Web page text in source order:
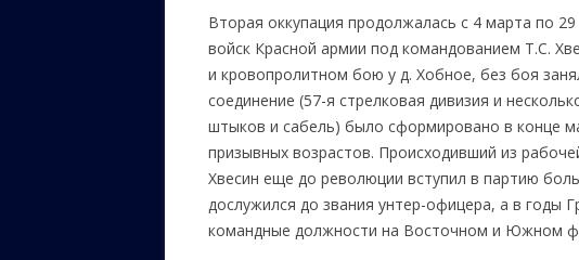
Вторая оккупация продолжалась с 4 марта по
войск Красной армии под командованием Т.С.
и кровопролитном бою у д. Хобное, без боя
соединение (57-я стрелковая дивизия и
штыков и сабель) было сформировано в конце
призывных возрастов. Происходивший из
Хвесин еще до революции вступил в партию
дослужился до звания унтер-офицера, а в годы
командные должности на Восточном и Южном